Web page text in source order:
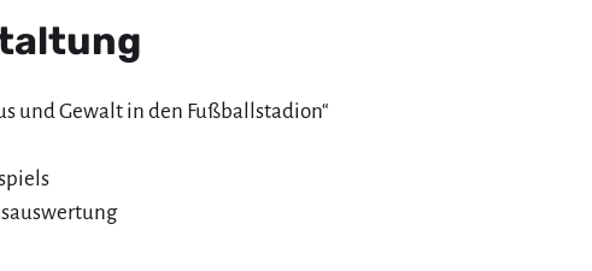
und Gewalt in den Fußballstadion“